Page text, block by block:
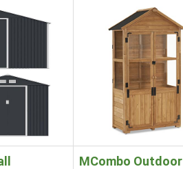
MCombo Outdoor